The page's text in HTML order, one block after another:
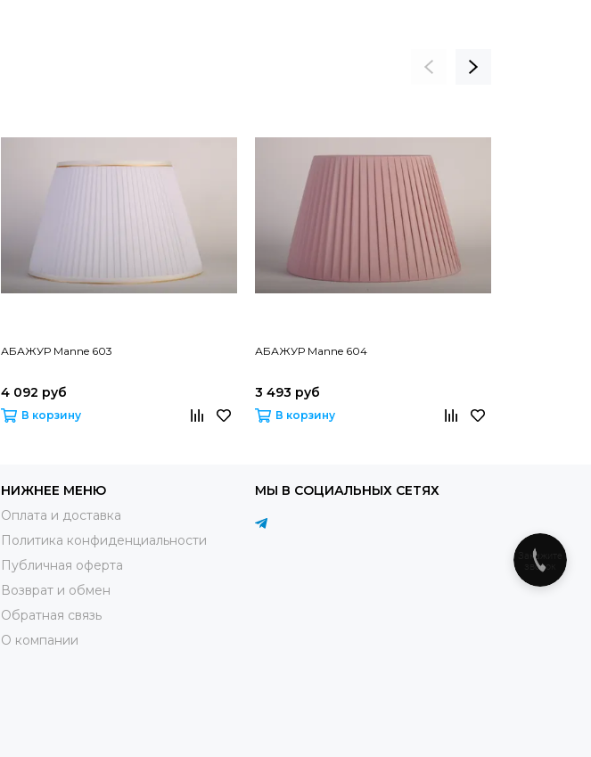
АБАЖУР Manne 603
4 092 руб
В корзину
АБАЖУР Manne 604
3 493 руб
В корзину
НИЖНЕЕ МЕНЮ
Оплата и доставка
Политика конфиденциальности
Публичная оферта
Возврат и обмен
Обратная связь
О компании
МЫ В СОЦИАЛЬНЫХ СЕТЯХ
Закажите
звонок